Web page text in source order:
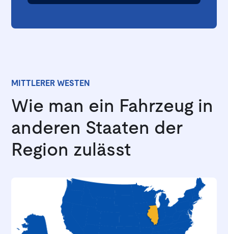
MITTLERER WESTEN
Wie man ein Fahrzeug in
anderen Staaten der
Region zulässt